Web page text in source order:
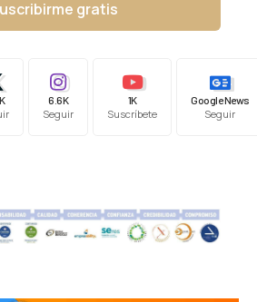
gratis
6.6K
Seguir
1K
Suscríbete
Google News
Seguir